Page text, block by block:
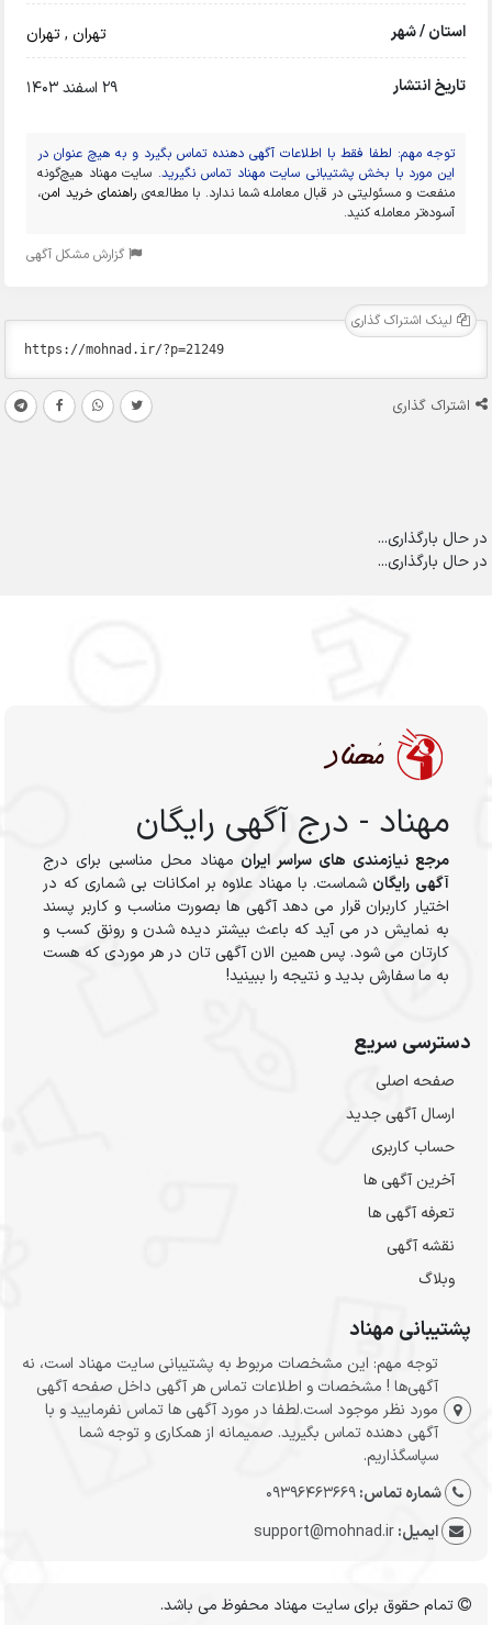
استان / شهر تهران,تهران
تاریخ انتشار 29 اسفند 1403
توجه مهم: لطفا فقط با اطلاعات آگهی دهنده تماس بگیرد و به هیچ عنوان در
این مورد با بخش پشتیبانی سایت مهناد تماس نگیرید. سایت مهناد هیچ‌گونه
منفعت و مسئولیتی در قبال معامله شما ندارد. با مطالعه‌ی راهنمای خرید امن،
آسوده‌تر معامله کنید.
گزارش مشکل آگهی
لینک اشتراک گذاری
اشتراک گذاری
در حال بارگذاری...
در حال بارگذاری...
مهناد - درج آگهی رایگان
مرجع نیازمندی های سراسر ایران مهناد محل مناسبی برای درج
آگهی رایگان شماست. با مهناد علاوه بر امکانات بی شماری که در
اختیار کاربران قرار می دهد آگهی ها بصورت مناسب و کاربر پسند
به نمایش در می آید که باعث بیشتر دیده شدن و رونق کسب و
کارتان می شود. پس همین الان آگهی تان در هر موردی که هست
به ما سفارش بدید و نتیجه را ببینید!
دسترسی سریع
صفحه اصلی
ارسال‌ آگهی جدید
حساب کاربری
آخرین آگهی ها
تعرفه آگهی ها
نقشه آگهی
وبلاگ
پشتیبانی مهناد
توجه مهم: این مشخصات مربوط به پشتیبانی سایت مهناد است، نه
آگهی‌ها ! مشخصات و اطلاعات تماس هر آگهی داخل صفحه آگهی
مورد نظر موجود است.لطفا در مورد آگهی ها تماس نفرمایید و با
آگهی دهنده تماس بگیرید. صمیمانه از همکاری و توجه شما
سپاسگذاریم.
شماره تماس:09396463669
ایمیل:support@mohnad.ir
تمام حقوق برای سایت مهناد محفوظ می باشد.